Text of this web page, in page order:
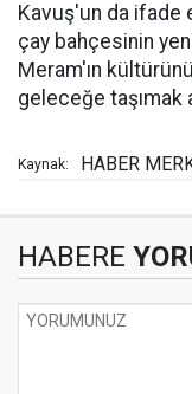
Kavuş'un da ifade
çay bahçesinin
Meram'ın
geleceğe taşımak
Kaynak: HABER
HABERE